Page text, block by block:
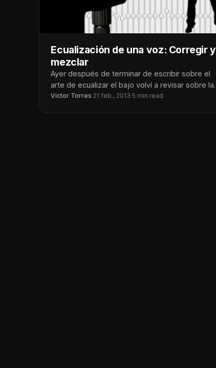
Ecualización de una voz: Corregir y
mezclar
Ayer después de terminar de escribir sobre el
arte de ecualizar el bajo volví a revisar sobre la
ecualización de
Victor Torres·21 feb., 2013·5 min read